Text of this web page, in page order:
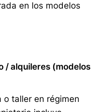
en los modelos
/ alquileres (modelos
o taller en régimen